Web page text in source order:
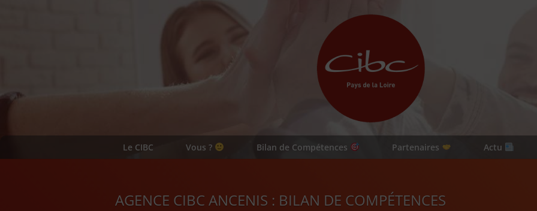
Le CIBC Vous ? Bilan de Compétences Partenaires Actu
AGENCE CIBC ANCENIS : BILAN DE COMPÉTENCES